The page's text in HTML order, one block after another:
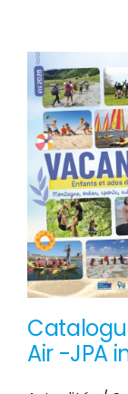
PEP40
!
Air -JPA